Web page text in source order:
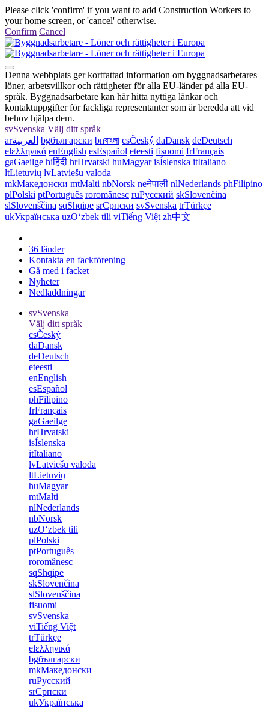
Please click 'confirm' if you want to add Construction Workers to
your home screen, or 'cancel' otherwise.
Confirm Cancel
Denna webbplats ger kortfattad information om byggnadsarbetares
löner, arbetsvillkor och rättigheter för alla EU-länder på alla EU-
språk. Byggnadsarbetare kan här hitta nyttiga länkar och
kontaktuppgifter för fackliga representanter som är beredda att vid
behov hjälpa dem.
svSvenska Välj ditt språk
arالعربية bgбългарски bnবাংলা csČeský daDansk deDeutsch
elελληνικά enEnglish esEspañol eteesti fisuomi frFrançais
gaGaeilge hiहिंदी hrHrvatski huMagyar isÍslenska itItaliano
ltLietuvių lvLatviešu valoda
mkМакедонски mtMalti nbNorsk neनेपाली nlNederlands phFilipino
plPolski ptPortuguês roromânesc ruРусский skSlovenčina
slSlovenščina sqShqipe srСрпски svSvenska trTürkçe
ukУкраїнська uzOʻzbek tili viTiếng Việt zh中文
36 länder
Kontakta en fackförening
Gå med i facket
Nyheter
Nedladdningar
svSvenska
Välj ditt språk
csČeský
daDansk
deDeutsch
eteesti
enEnglish
esEspañol
phFilipino
frFrançais
gaGaeilge
hrHrvatski
isÍslenska
itItaliano
lvLatviešu valoda
ltLietuvių
huMagyar
mtMalti
nlNederlands
nbNorsk
uzOʻzbek tili
plPolski
ptPortuguês
roromânesc
sqShqipe
skSlovenčina
slSlovenščina
fisuomi
svSvenska
viTiếng Việt
trTürkçe
elελληνικά
bgбългарски
mkМакедонски
ruРусский
srСрпски
ukУкраїнська